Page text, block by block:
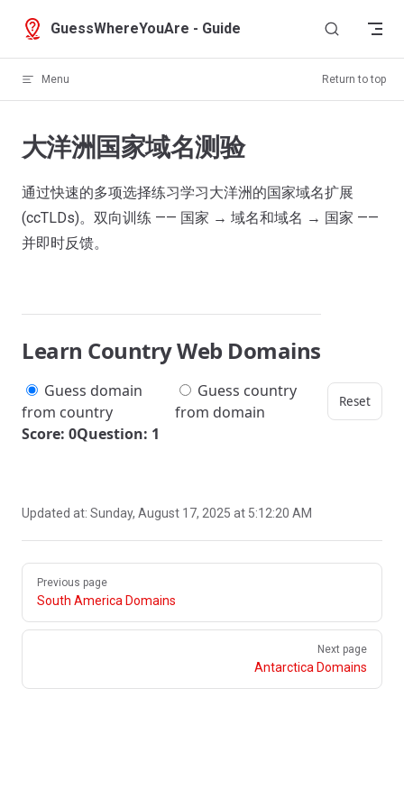
Skip to content
GuessWhereYouAre - Guide
Menu Return to top
大洋洲国家域名测验
通过快速的多项选择练习学习大洋洲的国家域名扩展
(ccTLDs)。双向训练 —— 国家 → 域名和域名 → 国家 ——
并即时反馈。
Learn Country Web Domains
Guess domain
from country
Guess country
from domain
Reset
Score: 0Question: 1
Updated at: Sunday, August 17, 2025 at 5:12:20 AM
Pager
Previous page
South America Domains
Next page
Antarctica Domains